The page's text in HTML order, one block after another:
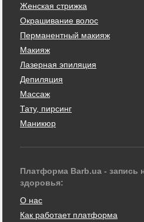
Женская стрижка
Окрашивание волос
Перманентный макияж
Макияж
Лазерная эпиляция
Депиляция
Массаж
Тату, пирсинг
Маникюр
Платформа Barb.ua - запись
здоровья:
О нас
Как работает платформа